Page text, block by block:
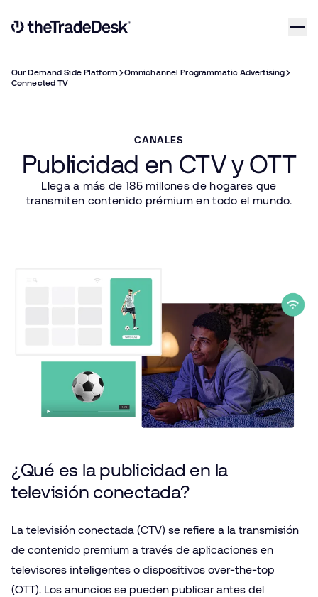
Link to The Trade Desk Home Page
Our Demand Side Platform
Omnichannel Programmatic Advertising
Connected TV
CANALES
Publicidad en CTV y OTT
Llega a más de 185 millones de hogares que
transmiten contenido prémium en todo el mundo.
¿Qué es la publicidad en la
televisión conectada?
La televisión conectada (CTV) se refiere a la transmisión
de contenido premium a través de aplicaciones en
televisores inteligentes o dispositivos over-the-top
(OTT). Los anuncios se pueden publicar antes del